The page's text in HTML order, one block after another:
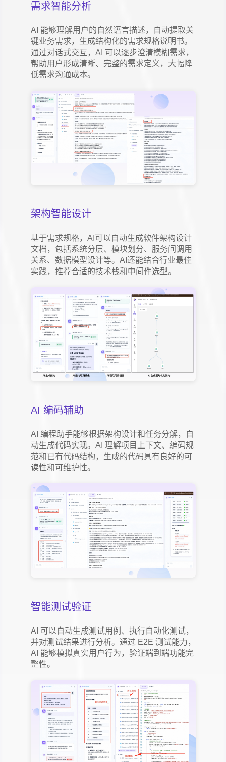
需求智能分析
AI 能够理解用户的自然语言描述，自动提取关
键业务需求，生成结构化的需求规格说明书。
通过对话式交互，AI 可以逐步澄清模糊需求，
帮助用户形成清晰、完整的需求定义，大幅降
低需求沟通成本。
架构智能设计
基于需求规格，AI可以自动生成软件架构设计
文档，包括系统分层、模块划分、服务间调用
关系、数据模型设计等。AI还能结合行业最佳
实践，推荐合适的技术栈和中间件选型。
AI 编码辅助
AI 编程助手能够根据架构设计和任务分解，自
动生成代码实现。AI 理解项目上下文、编码规
范和已有代码结构，生成的代码具有良好的可
读性和可维护性。
智能测试验证
AI 可以自动生成测试用例、执行自动化测试，
并对测试结果进行分析。通过 E2E 测试能力，
AI 能够模拟真实用户行为，验证端到端功能完
整性。